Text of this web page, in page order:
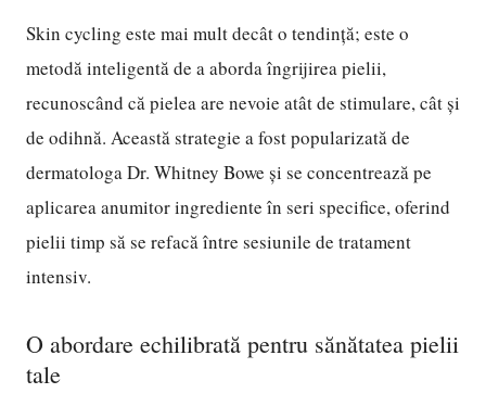
Skin cycling este mai mult decât o tendință; este o
metodă inteligentă de a aborda îngrijirea pielii,
recunoscând că pielea are nevoie atât de stimulare, cât și
de odihnă. Această strategie a fost popularizată de
dermatologa Dr. Whitney Bowe și se concentrează pe
aplicarea anumitor ingrediente în seri specifice, oferind
pielii timp să se refacă între sesiunile de tratament
intensiv.
O abordare echilibrată pentru sănătatea pielii
tale